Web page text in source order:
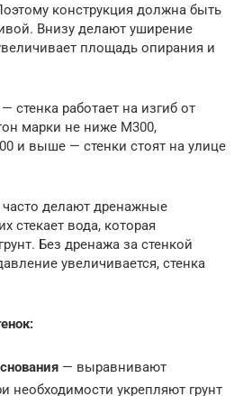
конструкция должна быть
Внизу делают уширение
площадь опирания и
стенка работает на изгиб от
марки не ниже М300,
и выше — стенки стоят на улице
делают дренажные
стекает вода, которая
Без дренажа за стенкой
увеличивается, стенка
— выравнивают
необходимости укрепляют грунт